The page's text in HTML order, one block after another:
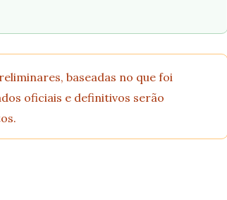
baseadas no que foi
oficiais e definitivos serão